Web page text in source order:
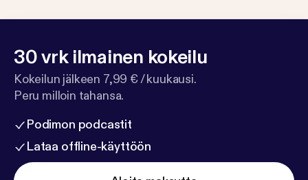
30 vrk ilmainen kokeilu
Kokeilun jälkeen 7,99 € / kuukausi.
Peru milloin tahansa.
Podimon podcastit
Lataa offline-käyttöön